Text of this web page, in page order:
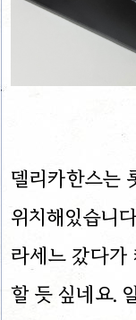
델리카한스는
위치해있습니
라세느 갔다가
할 듯 싶네요.